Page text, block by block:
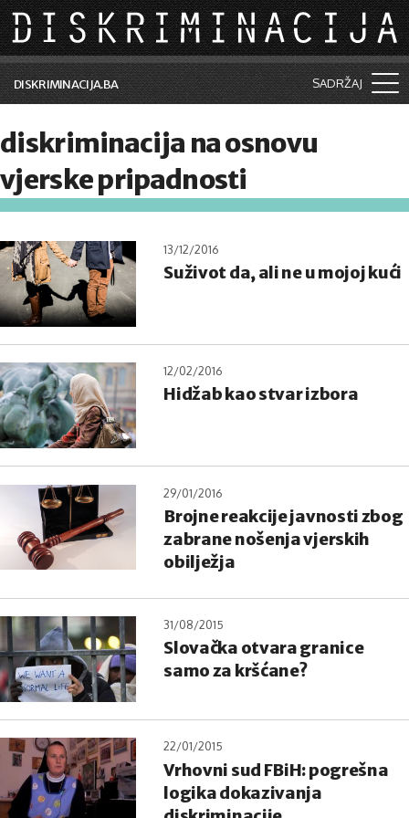
Skip to main content
DISKRIMINACIJA.BA SADRŽAJ
Aktuelne teme
Kolumne
Lične priče
Saradnja sa medijima
diskriminacija na osnovu
vjerske pripadnosti
13/12/2016
Suživot da, ali ne u mojoj kući
12/02/2016
Hidžab kao stvar izbora
29/01/2016
Brojne reakcije javnosti zbog
zabrane nošenja vjerskih
obilježja
31/08/2015
Slovačka otvara granice
samo za kršćane?
22/01/2015
Vrhovni sud FBiH: pogrešna
logika dokazivanja